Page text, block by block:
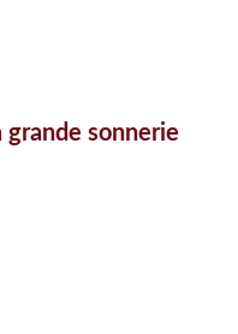
grande sonnerie